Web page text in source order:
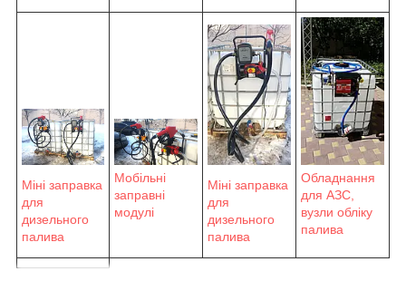
Міні заправка
для
дизельного
палива
Мобільні
заправні
модулі
Міні заправка
для
дизельного
палива
Обладнання
для АЗС,
вузли обліку
палива